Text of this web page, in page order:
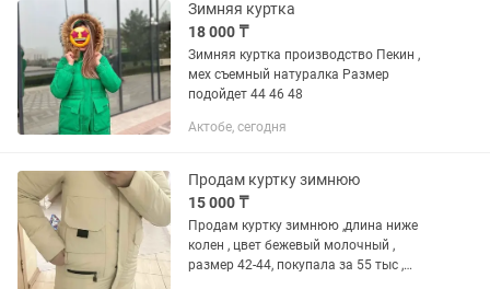
Зимняя куртка
18 000 ₸
Зимняя куртка производство Пекин ,
мех съемный натуралка Размер
подойдет 44 46 48
Актобе, сегодня
Продам куртку зимнюю
15 000 ₸
Продам куртку зимнюю ,длина ниже
колен , цвет бежевый молочный ,
размер 42-44, покупала за 55 тыс ,